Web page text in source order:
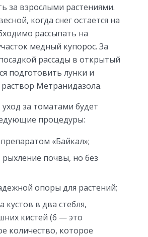
за взрослыми растениями.
когда снег остается на
рассыпать на
медный купорос. За
рассады в открытый
подготовить лунки и
Метранидазола.
за томатами будет
процедуры:
«Байкал»;
рыхление почвы, но без
опоры для растений;
в два стебля,
кистей (6 — это
количество, которое